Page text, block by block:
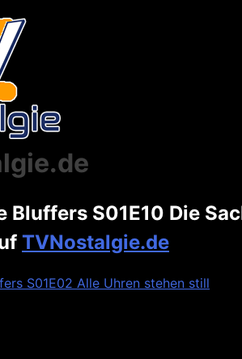
Bluffers S01E10 Die
TVNostalgie.de
S01E02 Alle Uhren stehen still